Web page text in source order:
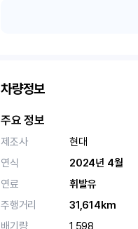
차량정보
주요 정보
제조사
현대
연식
2024년 4월
연료
휘발유
주행거리
31,614km
배기량
1,598